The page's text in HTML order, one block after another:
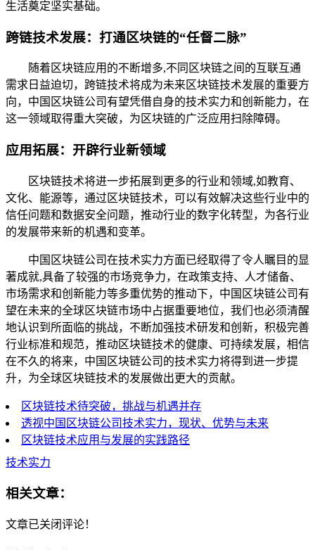
生活奠定坚实基础。
跨链技术发展：打通区块链的“任督二脉”
随着区块链应用的不断增多,不同区块链之间的互联互通
需求日益迫切，跨链技术将成为未来区块链技术发展的重要方
向，中国区块链公司有望凭借自身的技术实力和创新能力，在
这一领域取得重大突破，为区块链的广泛应用扫除障碍。
应用拓展：开辟行业新领域
区块链技术将进一步拓展到更多的行业和领域,如教育、
文化、能源等，通过区块链技术，可以有效解决这些行业中的
信任问题和数据安全问题，推动行业的数字化转型，为各行业
的发展带来新的机遇和变革。
中国区块链公司在技术实力方面已经取得了令人瞩目的显
著成就,具备了较强的市场竞争力，在政策支持、人才储备、
市场需求和创新能力等多重优势的推动下，中国区块链公司有
望在未来的全球区块链市场中占据重要地位，我们也必须清醒
地认识到所面临的挑战，不断加强技术研发和创新，积极完善
行业标准和规范，推动区块链技术的健康、可持续发展，相信
在不久的将来，中国区块链公司的技术实力将得到进一步提
升，为全球区块链技术的发展做出更大的贡献。
区块链技术待突破，挑战与机遇并存
透视中国区块链公司技术实力，现状、优势与未来
区块链技术应用与发展的实践路径
技术实力
相关文章：
文章已关闭评论！